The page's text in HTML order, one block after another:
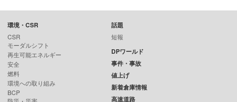
環境・CSR
CSR
モーダルシフト
再生可能エネルギー
安全
燃料
環境への取り組み
BCP
話題
短報
DPワールド
事件・事故
値上げ
新着倉庫情報
高速道路